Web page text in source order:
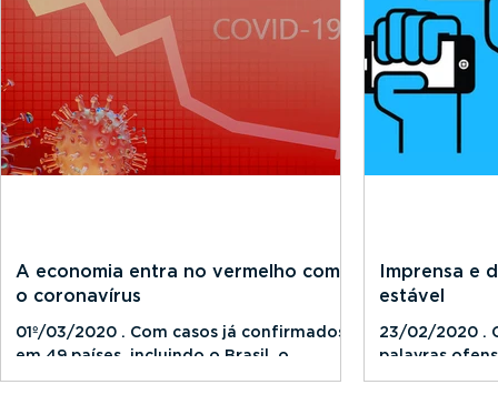
A economia entra no vermelho com
o coronavírus
01º/03/2020 . Com casos já confirmados
em 49 países, incluindo o Brasil, o
coronavírus batizado Covid-19 amplia seu
Imprensa e
estável
23/02/2020 .
palavras
comunicação